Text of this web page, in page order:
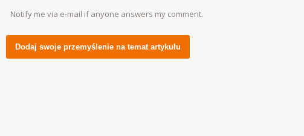
Notify me via e-mail if anyone answers my comment.